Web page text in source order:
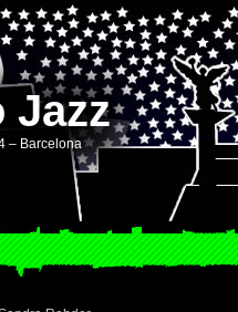
Jazz
– Barcelona